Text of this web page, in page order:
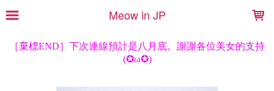
Meow in JP